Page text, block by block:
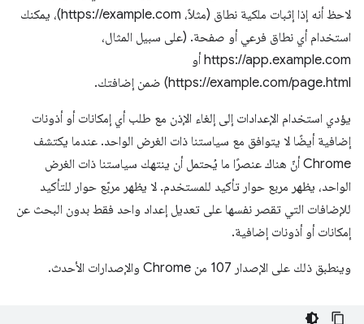
لاحظ أنه إذا إثبات ملكية نطاق (مثلاً، https://example.com)، يمكنك
استخدام أي نطاق فرعي أو صفحة. (على سبيل المثال،
https://app.example.com أو
https://example.com/page.html) ضمن إضافتك.
يؤدي استخدام الإعدادات إلى إلغاء الإذن مع طلب أي إمكانات أو أذونات
إضافية أيضًا لا يتوافق مع سياستنا ذات الغرض الواحد. عندما يكتشف
Chrome أنّ هناك عنصرًا ما يُحتمل أن ينتهك سياستنا ذات الغرض
الواحد، يظهر مربع حوار تأكيد للمستخدم. لا يظهر مربّع حوار للتأكيد
للإضافات التي تقصر نفسها على تعديل إعداد واحد فقط بدون البحث عن
إمكانات أو أذونات إضافية.
وينطبق ذلك على الإصدار 107 من Chrome والإصدارات الأحدث.